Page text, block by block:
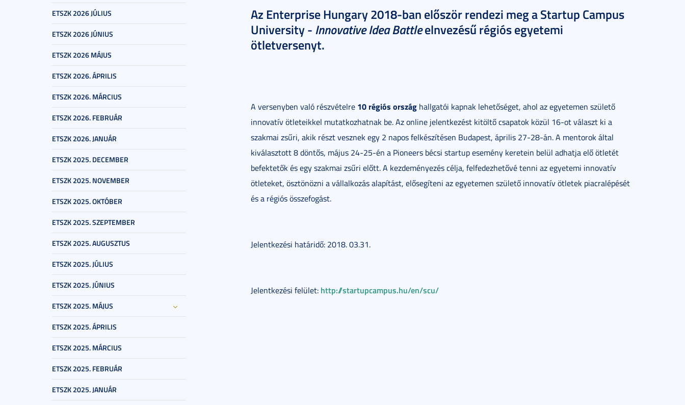
ETSZK 2026 JÚLIUS
ETSZK 2026 JÚNIUS
ETSZK 2026 MÁJUS
ETSZK 2026. ÁPRILIS
ETSZK 2026. MÁRCIUS
ETSZK 2026. FEBRUÁR
ETSZK 2026. JANUÁR
ETSZK 2025. DECEMBER
ETSZK 2025. NOVEMBER
ETSZK 2025. OKTÓBER
ETSZK 2025. SZEPTEMBER
ETSZK 2025. AUGUSZTUS
ETSZK 2025. JÚLIUS
ETSZK 2025. JÚNIUS
ETSZK 2025. MÁJUS
ETSZK 2025. ÁPRILIS
ETSZK 2025. MÁRCIUS
ETSZK 2025. FEBRUÁR
ETSZK 2025. JANUÁR
Az Enterprise Hungary 2018-ban először rendezi meg a Startup Campus
University - Innovative Idea Battleelnvezésű régiós egyetemi
ötletversenyt.
A versenyben való részvételre 10 régiós ország hallgatói kapnak lehetőséget, ahol az egyetemen születő
innovatív ötleteikkel mutatkozhatnak be. Az online jelentkezést kitöltő csapatok közül 16-ot választ ki a
szakmai zsűri, akik részt vesznek egy 2 napos felkészítésen Budapest, április 27-28-án. A mentorok által
kiválasztott 8 döntős, május 24-25-én a Pioneers bécsi startup esemény keretein belül adhatja elő ötletét
befektetők és egy szakmai zsűri előtt. A kezdeményezés célja, felfedezhetővé tenni az egyetemi innovatív
ötleteket, ösztönözni a vállalkozás alapítást, elősegíteni az egyetemen születő innovatív ötletek piacralépését
és a régiós összefogást.
Jelentkezési határidő: 2018. 03.31.
Jelentkezési felület: http://startupcampus.hu/en/scu/